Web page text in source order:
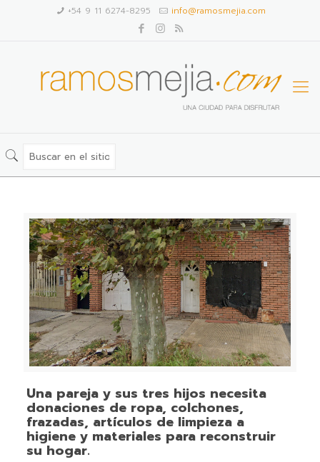
+54 9 11 6274-8295 info@ramosmejia.com
Una pareja y sus tres hijos necesita
donaciones de ropa, colchones,
frazadas, artículos de limpieza a
higiene y materiales para reconstruir
su hogar.